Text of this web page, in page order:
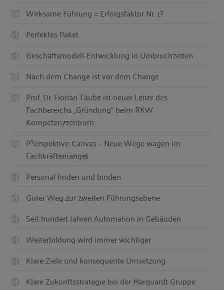
Wirksame Führung = Erfolgsfaktor Nr. 1?
Perfektes Paket
Geschäftsmodell-Entwicklung in Umbruchzeiten
Nach dem Change ist vor dem Change
Prof. Dr. Florian Täube ist neuer Leiter des
Fachbereichs „Gründung“ beim RKW
Kompetenzzentrum
P³erspektive-Canvas – Neue Wege wagen im
Fachkräftemangel
Personal finden und binden
Guter Weg zur zweiten Führungsebene
Seit hundert Jahren Automation in Gebäuden
Weiterbildung wird immer wichtiger
Klare Ziele und konsequente Umsetzung
Klare Zukunftsstrategie bei der Marquardt Gruppe